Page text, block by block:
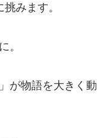
挑みます。
。
が物語を大きく動